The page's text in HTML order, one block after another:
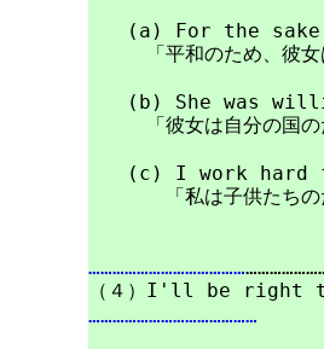
(a) For the sake
「平和のため、彼女は
(b) She was
「彼女は自分の国のた
(c) I work hard
「私は子供たちのた
…………………………………
……………………………………